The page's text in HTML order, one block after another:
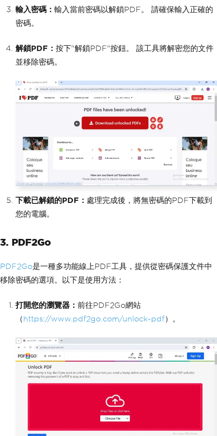
輸入密碼： 輸入當前密碼以解鎖PDF。 請確保輸入正確的
密碼。
解鎖PDF： 按下"解鎖PDF"按鈕。 該工具將解密您的文件
並移除密碼。
下載已解鎖的PDF： 處理完成後，將無密碼的PDF下載到
您的電腦。
3. PDF2Go
PDF2Go是一種多功能線上PDF工具，提供從密碼保護文件中
移除密碼的選項。以下是使用方法：
打開您的瀏覽器： 前往PDF2Go網站
（https://www.pdf2go.com/unlock-pdf）。